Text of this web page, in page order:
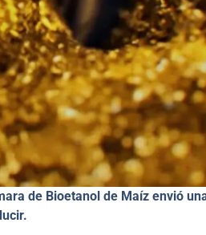
de Bioetanol de Maíz envió